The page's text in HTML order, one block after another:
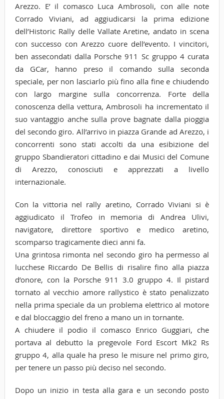
Arezzo. E’ il comasco Luca Ambrosoli, con alle note
Corrado Viviani, ad aggiudicarsi la prima edizione
dell’Historic Rally delle Vallate Aretine, andato in scena
con successo con Arezzo cuore dell’evento. I vincitori,
ben assecondati dalla Porsche 911 Sc gruppo 4 curata
da GCar, hanno preso il comando sulla seconda
speciale, per non lasciarlo più fino alla fine e chiudendo
con largo margine sulla concorrenza. Forte della
conoscenza della vettura, Ambrosoli ha incrementato il
suo vantaggio anche sulla prove bagnate dalla pioggia
del secondo giro. All’arrivo in piazza Grande ad Arezzo, i
concorrenti sono stati accolti da una esibizione del
gruppo Sbandieratori cittadino e dai Musici del Comune
di Arezzo, conosciuti e apprezzati a livello
internazionale.
Con la vittoria nel rally aretino, Corrado Viviani si è
aggiudicato il Trofeo in memoria di Andrea Ulivi,
navigatore, direttore sportivo e medico aretino,
scomparso tragicamente dieci anni fa.
Una grintosa rimonta nel secondo giro ha permesso al
lucchese Riccardo De Bellis di risalire fino alla piazza
d’onore, con la Porsche 911 3.0 gruppo 4. Il pistard
tornato al vecchio amore rallystico è stato penalizzato
nella prima speciale da un problema elettrico al motore
e dal bloccaggio del freno a mano un in tornante.
A chiudere il podio il comasco Enrico Guggiari, che
portava al debutto la pregevole Ford Escort Mk2 Rs
gruppo 4, alla quale ha preso le misure nel primo giro,
per tenere un passo più deciso nel secondo.
Dopo un inizio in testa alla gara e un secondo posto